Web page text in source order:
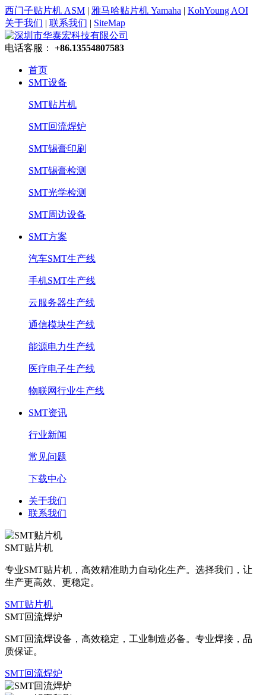
西门子贴片机 ASM | 雅马哈贴片机 Yamaha | KohYoung AOI
关于我们 | 联系我们 | SiteMap
电话客服： +86.13554807583
首页
SMT设备
SMT贴片机
SMT回流焊炉
SMT锡膏印刷
SMT锡膏检测
SMT光学检测
SMT周边设备
SMT方案
汽车SMT生产线
手机SMT生产线
云服务器生产线
通信模块生产线
能源电力生产线
医疗电子生产线
物联网行业生产线
SMT资讯
行业新闻
常见问题
下载中心
关于我们
联系我们
SMT贴片机
专业SMT贴片机，高效精准助力自动化生产。选择我们，让
生产更高效、更稳定。
SMT贴片机
SMT回流焊炉
SMT回流焊设备，高效稳定，工业制造必备。专业焊接，品
质保证。
SMT回流焊炉